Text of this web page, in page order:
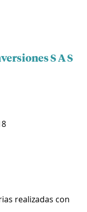
S A S
realizadas con